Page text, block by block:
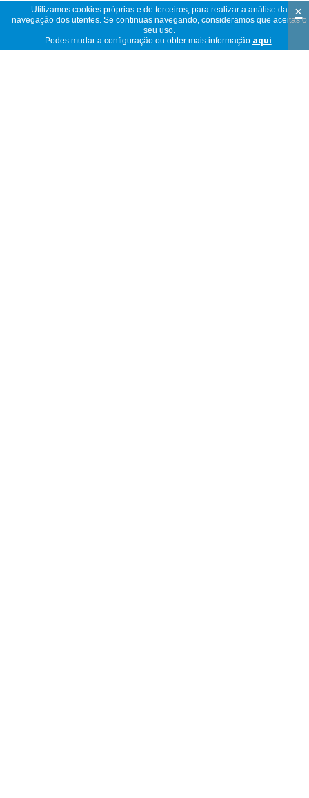
Utilizamos cookies próprias e de terceiros, para realizar a análise da
navegação dos utentes. Se continuas navegando, consideramos que aceitas o
seu uso.
Podes mudar a configuração ou obter mais informação aquí.
×